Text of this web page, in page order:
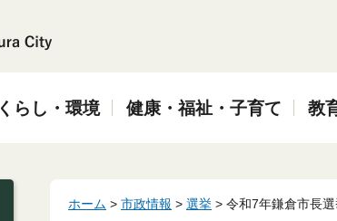
くらし・環境 健康・福祉・子育て 教
ホーム > 市政情報 > 選挙 > 令和7年鎌倉市長